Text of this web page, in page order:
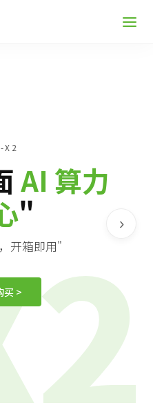
X2
AI 算力
"
开箱即用"
买 >
›